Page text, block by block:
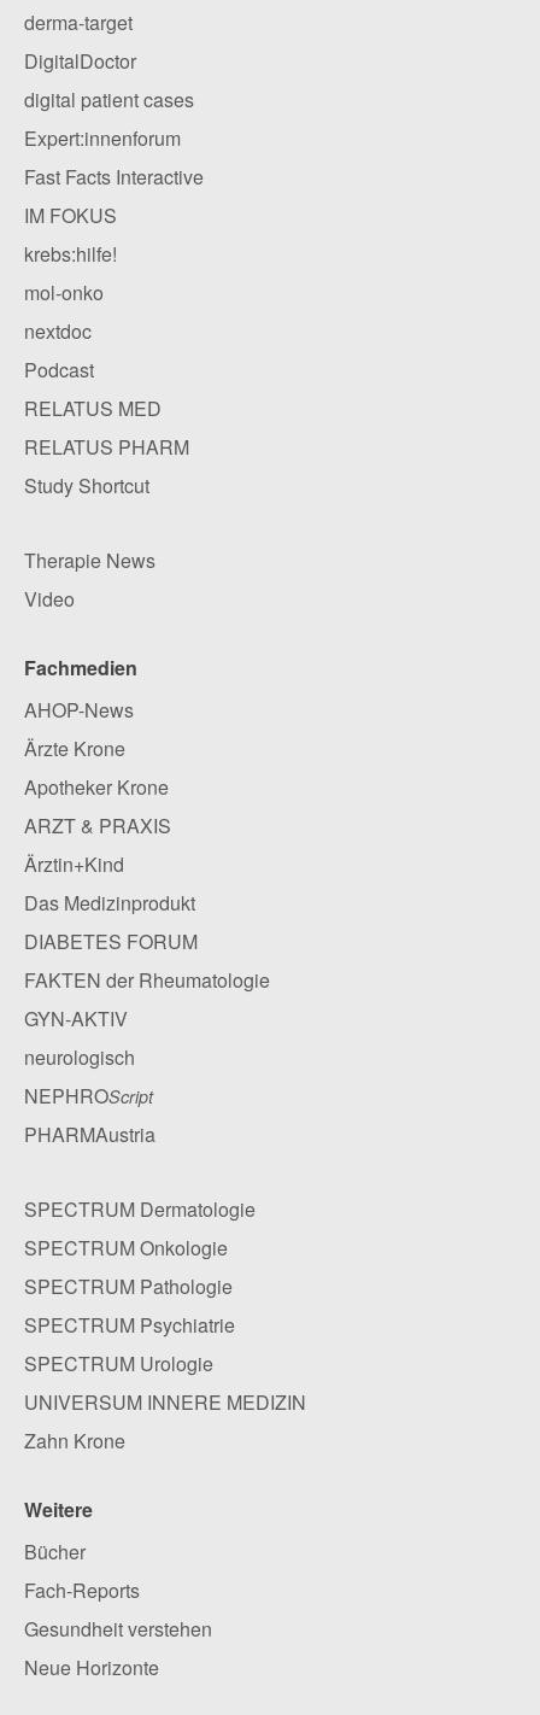
derma-target
DigitalDoctor
digital patient cases
Expert:innenforum
Fast Facts Interactive
IM FOKUS
krebs:hilfe!
mol-onko
nextdoc
Podcast
RELATUS MED
RELATUS PHARM
Study Shortcut
Therapie News
Video
Fachmedien
AHOP-News
Ärzte Krone
Apotheker Krone
ARZT & PRAXIS
Ärztin+Kind
Das Medizinprodukt
DIABETES FORUM
FAKTEN der Rheumatologie
GYN-AKTIV
neurologisch
NEPHROScript
PHARMAustria
SPECTRUM Dermatologie
SPECTRUM Onkologie
SPECTRUM Pathologie
SPECTRUM Psychiatrie
SPECTRUM Urologie
UNIVERSUM INNERE MEDIZIN
Zahn Krone
Weitere
Bücher
Fach-Reports
Gesundheit verstehen
Neue Horizonte